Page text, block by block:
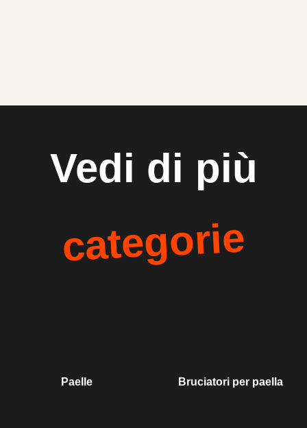
Vedi di più
categorie
Paelle Bruciatori per paella